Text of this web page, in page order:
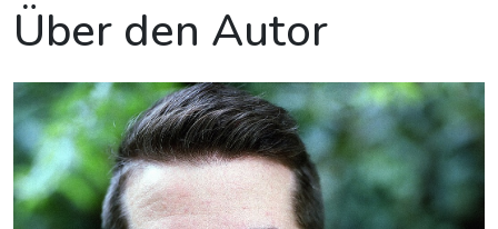
Über den Autor